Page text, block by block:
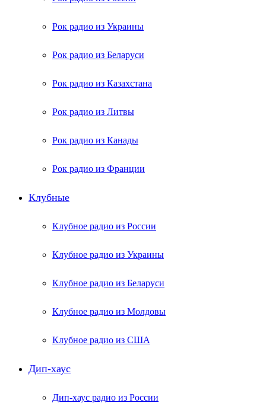
Рок радио из Украины
Рок радио из Беларуси
Рок радио из Казахстана
Рок радио из Литвы
Рок радио из Канады
Рок радио из Франции
Клубные
Клубное радио из России
Клубное радио из Украины
Клубное радио из Беларуси
Клубное радио из Молдовы
Клубное радио из США
Дип-хаус
Дип-хаус радио из России